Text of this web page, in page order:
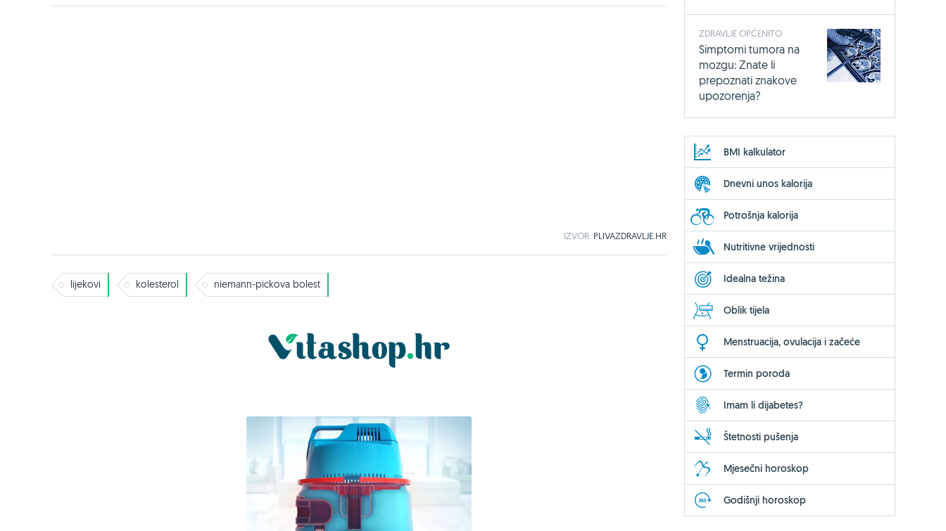
IZVOR: PLIVAZDRAVLJE.HR
lijekovi kolesterol niemann-pickova bolest
ZDRAVLJE OPĆENITO
Simptomi tumora na
mozgu: Znate li
prepoznati znakove
upozorenja?
BMI kalkulator
Dnevni unos kalorija
Potrošnja kalorija
Nutritivne vrijednosti
Idealna težina
Oblik tijela
Menstruacija, ovulacija i začeće
Termin poroda
Imam li dijabetes?
Štetnosti pušenja
Mjesečni horoskop
Godišnji horoskop